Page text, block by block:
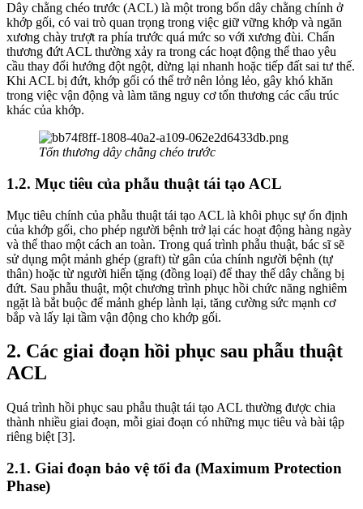
Dây chằng chéo trước (ACL) là một trong bốn dây chằng chính ở
khớp gối, có vai trò quan trọng trong việc giữ vững khớp và ngăn
xương chày trượt ra phía trước quá mức so với xương đùi. Chấn
thương đứt ACL thường xảy ra trong các hoạt động thể thao yêu
cầu thay đổi hướng đột ngột, dừng lại nhanh hoặc tiếp đất sai tư thế.
Khi ACL bị đứt, khớp gối có thể trở nên lỏng lẻo, gây khó khăn
trong việc vận động và làm tăng nguy cơ tổn thương các cấu trúc
khác của khớp.
Tổn thương dây chằng chéo trước
1.2. Mục tiêu của phẫu thuật tái tạo ACL
Mục tiêu chính của phẫu thuật tái tạo ACL là khôi phục sự ổn định
của khớp gối, cho phép người bệnh trở lại các hoạt động hàng ngày
và thể thao một cách an toàn. Trong quá trình phẫu thuật, bác sĩ sẽ
sử dụng một mảnh ghép (graft) từ gân của chính người bệnh (tự
thân) hoặc từ người hiến tặng (đồng loại) để thay thế dây chằng bị
đứt. Sau phẫu thuật, một chương trình phục hồi chức năng nghiêm
ngặt là bắt buộc để mảnh ghép lành lại, tăng cường sức mạnh cơ
bắp và lấy lại tầm vận động cho khớp gối.
2. Các giai đoạn hồi phục sau phẫu thuật
ACL
Quá trình hồi phục sau phẫu thuật tái tạo ACL thường được chia
thành nhiều giai đoạn, mỗi giai đoạn có những mục tiêu và bài tập
riêng biệt [3].
2.1. Giai đoạn bảo vệ tối đa (Maximum Protection
Phase)